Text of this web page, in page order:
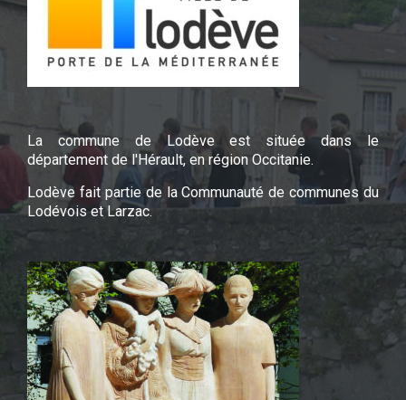
La commune de Lodève est située dans le
département de l'Hérault, en région Occitanie.
Lodève fait partie de la Communauté de communes du
Lodévois et Larzac.